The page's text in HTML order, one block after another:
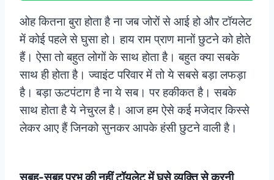
ओह कितना बुरा होता है ना जब जोरों से आई हो और टॉयलेट
में कोई पहले से घुसा हो। हाय राम प्राण मानों छुटने को होते
हैं। ऐसा तो बहुत लोगों के साथ होता है। बहुत क्या सबके
साथ ही होता है। ज्वाइंट परिवार में तो ये सबसे बड़ा लफड़ा
है। बड़ा ऊटपंटाग है ना ये सब। पर हकीकत है। सबके
साथ होता है ये नेचुरल है। आज हम ऐसे कई मजेदार किस्से
लेकर आए हैं जिनको सुनकर आपके हंसी छुटने वाली है।